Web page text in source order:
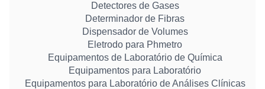
Detectores de Gases
Determinador de Fibras
Dispensador de Volumes
Eletrodo para Phmetro
Equipamentos de Laboratório de Química
Equipamentos para Laboratório
Equipamentos para Laboratório de Análises Clínicas